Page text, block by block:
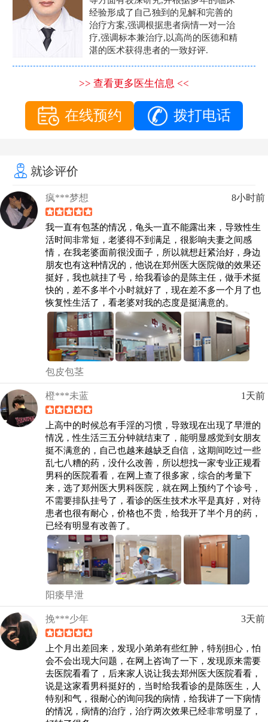
经验形成了自己独到的见解和完善的
治疗方案,强调根据患者病情一对一治
疗,强调标本兼治疗,以高尚的医德和精
湛的医术获得患者的一致好评.
>> 查看更多医生信息 <<
在线预约 拨打电话
就诊评价
疯***梦想 8小时前
我一直有包茎的情况，龟头一直不能露出来，导致性生
活时间非常短，老婆得不到满足，很影响夫妻之间感
情，在我老婆面前很没面子，所以就想赶紧治好，身边
朋友也有这种情况的，他说在郑州医大医院做的效果还
挺好，我也就挂了号，给我看诊的是陈主任，做手术挺
快的，差不多半个小时就好了，现在差不多一个月了也
恢复性生活了，看老婆对我的态度是挺满意的。
包皮包茎
橙***未蓝 1天前
上高中的时候总有手淫的习惯，导致现在出现了早泄的
情况，性生活三五分钟就结束了，能明显感觉到女朋友
挺不满意的，自己也越来越缺乏自信，这期间吃过一些
乱七八糟的药，没什么改善，所以想找一家专业正规看
男科的医院看看，在网上查了很多家，综合的考量下
来，选了郑州医大男科医院，就在网上预约了个诊号，
不需要排队挂号了，看诊的医生技术水平是真好，对待
患者也很有耐心，价格也不贵，给我开了半个月的药，
已经有明显有改善了。
阳痿早泄
挽***少年 3天前
上个月出差回来，发现小弟弟有些红肿，特别担心，怕
会不会出现大问题，在网上咨询了一下，发现原来需要
去医院看看了，后来家人说让我去郑州医大医院看看，
说是这家看男科挺好的，当时给我看诊的是陈医生，人
特别和气，很耐心的询问我的病情，给我讲了一下病情
的情况，病情的治疗，治疗两次效果已经非常明显了，